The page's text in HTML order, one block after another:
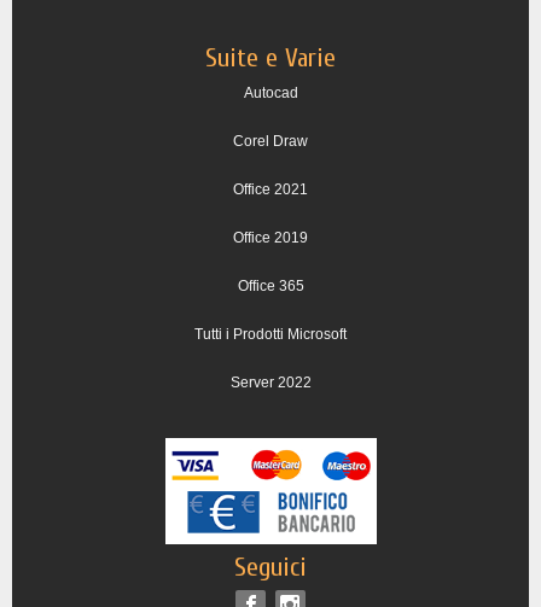
Suite e Varie
Autocad
Corel Draw
Office 2021
Office 2019
Office 365
Tutti i Prodotti Microsoft
Server 2022
Seguici